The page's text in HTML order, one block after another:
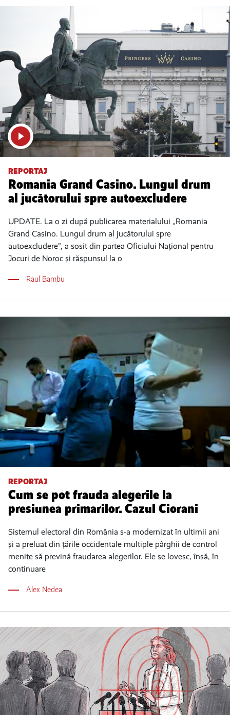
REPORTAJ
Romania Grand Casino. Lungul drum
al jucătorului spre autoexcludere
UPDATE. La o zi după publicarea materialului „Romania
Grand Casino. Lungul drum al jucătorului spre
autoexcludere”, a sosit din partea Oficiului Național pentru
Jocuri de Noroc și răspunsul la o
Raul Bambu
REPORTAJ
Cum se pot frauda alegerile la
presiunea primarilor. Cazul Ciorani
Sistemul electoral din România s-a modernizat în ultimii ani
și a preluat din țările occidentale multiple pârghii de control
menite să prevină fraudarea alegerilor. Ele se lovesc, însă, în
continuare
Alex Nedea